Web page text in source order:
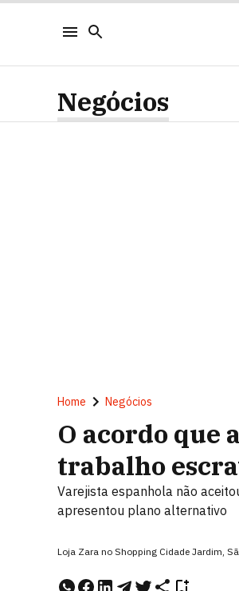
Negócios
Home Negócios
O acordo que
trabalho
Varejista espanhola não
apresentou plano alternativo
Loja Zara no Shopping Cidade Jardim,